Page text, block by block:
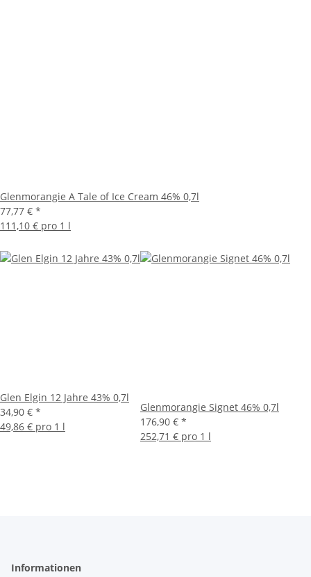
Glenmorangie A Tale of Ice Cream 46% 0,7l
77,77 € *
111,10 € pro 1 l
Glen Elgin 12 Jahre 43% 0,7l
34,90 € *
49,86 € pro 1 l
Glenmorangie Signet 46% 0,7l
176,90 € *
252,71 € pro 1 l
Informationen